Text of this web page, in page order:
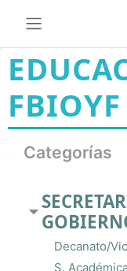
FBIOYF
Categorías
Decanato/
S.